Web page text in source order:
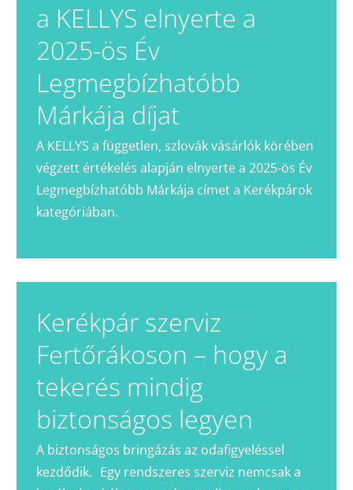
a KELLYS elnyerte a
2025-ös Év
Legmegbízhatóbb
Márkája díjat
A KELLYS a független, szlovák vásárlók körében
végzett értékelés alapján elnyerte a 2025-ös Év
Legmegbízhatóbb Márkája címet a Kerékpárok
kategóriában.
Kerékpár szerviz
Fertőrákoson – hogy a
tekerés mindig
biztonságos legyen
A biztonságos bringázás az odafigyeléssel
kezdődik. Egy rendszeres szerviz nemcsak a